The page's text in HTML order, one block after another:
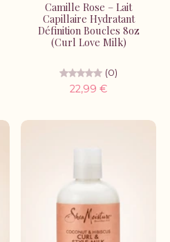
Camille Rose – Lait
Capillaire Hydratant
Définition Boucles 8oz
(Curl Love Milk)
(0)
22,99 €